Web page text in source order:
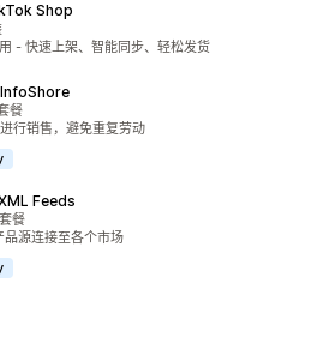
Shop
- 快速上架、智能同步、轻松发货
餐
行销售，避免重复劳动
Feeds
餐
源连接至各个市场